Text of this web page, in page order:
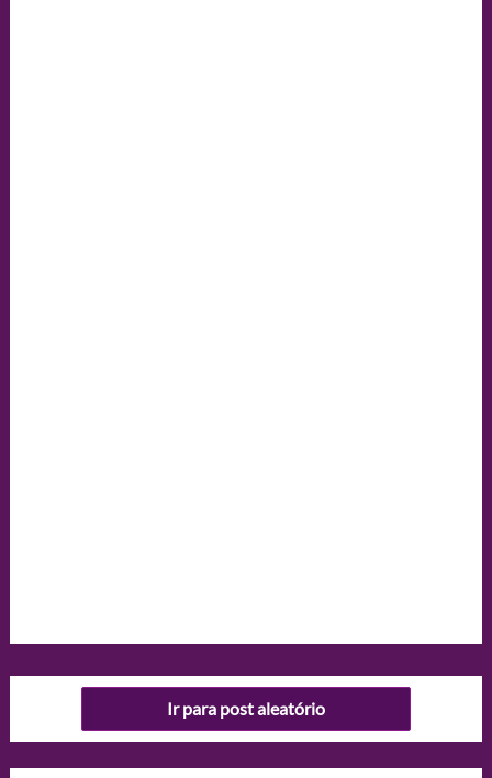
Ir para post aleatório